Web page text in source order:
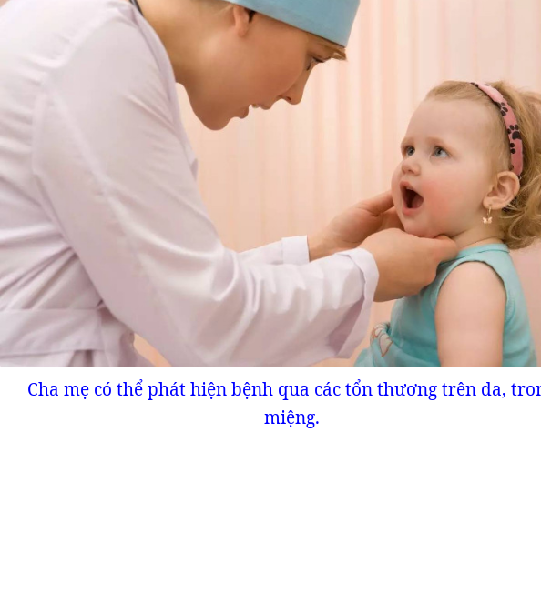
Cha mẹ có thể phát hiện bệnh qua các tổn thương trên da,
miệng.